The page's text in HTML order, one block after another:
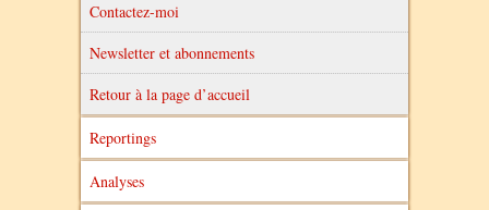
Contactez-moi
Newsletter et abonnements
Retour à la page d’accueil
Reportings
Analyses